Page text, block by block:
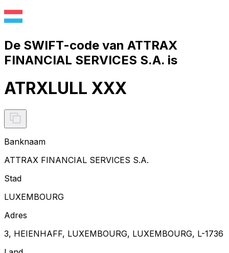
De SWIFT-code van ATTRAX
FINANCIAL SERVICES S.A. is
ATRXLULL XXX
Banknaam
ATTRAX FINANCIAL SERVICES S.A.
Stad
LUXEMBOURG
Adres
3, HEIENHAFF, LUXEMBOURG, LUXEMBOURG, L-1736